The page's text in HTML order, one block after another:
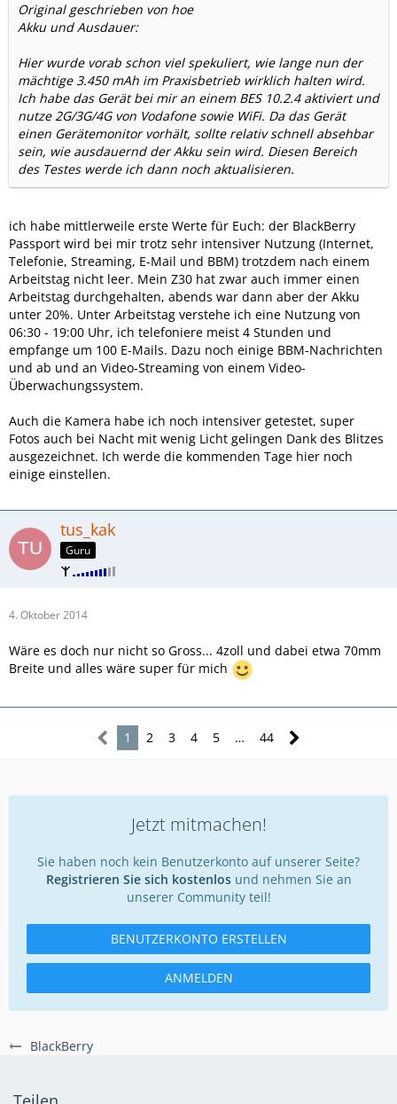
BlackBerry
Selbst mit 2 Händen komme ich nicht immer an alle
Bedienelemente.
Halte ich das Gerät zum schreiben in der Hand, dann halte
ich es relativ weit unten fest. Eben damit ich nicht meine
Daumen verbiegen muss. Aus dieser Position komme ich ich
aber nur mit umgreifen an die Menüpunkte am oberen
Displayrand.
Habe ich umgegriffen, muss ich zum schreiben wieder
umgreifen
Der Passport ist zwar definitiv schneller, das Display ist
brillianter, die Kamera besser, aber die nicht durchgängige
Bedienung wiegt das nicht auf.
Ich bin auf dem z30 mit allen Dingen irgendwie schneller.
Das Ganze ist immer noch unabhängig davon, dass ich das
Teil auch noch transportieren muss....
Das Gerät ist definitiv nichts für die Hosentasche (egal
welche).
das ist schon ganz schön groß.
Eigentlich braucht man ein ordentliches Case und mus es
dann immer "so" (sprich in der Hand) tragen.
diversen -für mich - wichtigen Dingen, die nicht zu mir
passen, muss ich es leider sein lassen.
Diese Hardware in einem z30 mit FullHD Display wäre der
Gruß,
Arniebirdy
Original geschrieben von hoe
Akku und Ausdauer:
Hier wurde vorab schon viel spekuliert, wie lange nun der
mächtige 3.450 mAh im Praxisbetrieb wirklich halten wird.
Ich habe das Gerät bei mir an einem BES 10.2.4 aktiviert und
nutze 2G/3G/4G von Vodafone sowie WiFi. Da das Gerät
einen Gerätemonitor vorhält, sollte relativ schnell absehbar
sein, wie ausdauernd der Akku sein wird. Diesen Bereich
des Testes werde ich dann noch aktualisieren.
ich habe mittlerweile erste Werte für Euch: der BlackBerry
Passport wird bei mir trotz sehr intensiver Nutzung (Internet,
Telefonie, Streaming, E-Mail und BBM) trotzdem nach einem
Arbeitstag nicht leer. Mein Z30 hat zwar auch immer einen
Arbeitstag durchgehalten, abends war dann aber der Akku
unter 20%. Unter Arbeitstag verstehe ich eine Nutzung von
06:30 - 19:00 Uhr, ich telefoniere meist 4 Stunden und
empfange um 100 E-Mails. Dazu noch einige BBM-Nachrichten
und ab und an Video-Streaming von einem Video-
Überwachungssystem.
Auch die Kamera habe ich noch intensiver getestet, super
Fotos auch bei Nacht mit wenig Licht gelingen Dank des Blitzes
ausgezeichnet. Ich werde die kommenden Tage hier noch
einige einstellen.
tus_kak
Guru
4. Oktober 2014
Wäre es doch nur nicht so Gross... 4zoll und dabei etwa 70mm
Breite und alles wäre super für mich
1 2 3 4 5 … 44
Jetzt mitmachen!
Sie haben noch kein Benutzerkonto auf unserer Seite?
Registrieren Sie sich kostenlosund nehmen Sie an
unserer Community teil!
BENUTZERKONTO ERSTELLEN
ANMELDEN